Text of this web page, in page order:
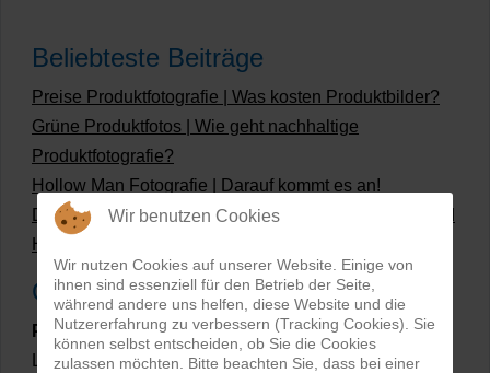
Beliebteste Beiträge
Preise Produktfotografie | Was kosten Produktbilder?
Grüne Produktfotos | Wie geht nachhaltige
Produktfotografie?
Hollow Man Fotografie | Darauf kommt es an!
Dateiformate und Bilder mit transparentem Hintergrund
Hollowman und Produktfotografie
Google Rezensionen
PRO-ducto GmbH, Fotografie und Bildbearbeitung in
Lichtenau
Wir benutzen Cookies
Wir nutzen Cookies auf unserer Website. Einige von
ihnen sind essenziell für den Betrieb der Seite,
während andere uns helfen, diese Website und die
Nutzererfahrung zu verbessern (Tracking Cookies). Sie
können selbst entscheiden, ob Sie die Cookies
zulassen möchten. Bitte beachten Sie, dass bei einer